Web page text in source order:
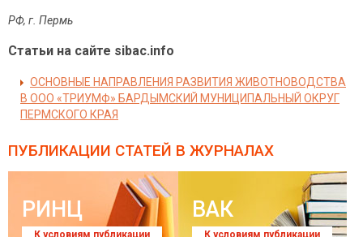
РФ, г. Пермь
Статьи на сайте sibac.info
ОСНОВНЫЕ НАПРАВЛЕНИЯ РАЗВИТИЯ ЖИВОТНОВОДСТВА
В ООО «ТРИУМФ» БАРДЫМСКИЙ МУНИЦИПАЛЬНЫЙ ОКРУГ
ПЕРМСКОГО КРАЯ
ПУБЛИКАЦИИ СТАТЕЙ В ЖУРНАЛАХ
РИНЦ
К условиям публикации
ВАК
К условиям публикации